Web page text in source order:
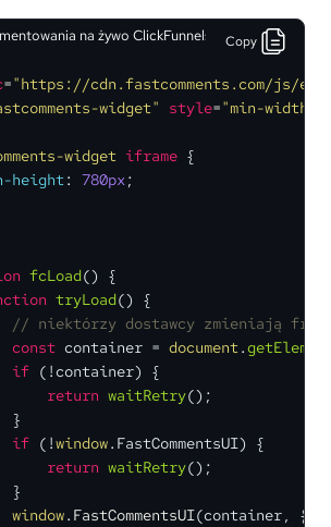
na żywo ClickFunnels Copy
="https://cdn.fastcomments.com/js/
widget" style="min-width:
widget iframe {
height : 780px;
fcLoad() {
tryLoad() {
// niektórzy dostawcy zmieniają
const container = document .
if (!container) {
return waitRetry();
}
if (!window. FastCommentsUI) {
return waitRetry();
}
window. FastCommentsUI(container, {